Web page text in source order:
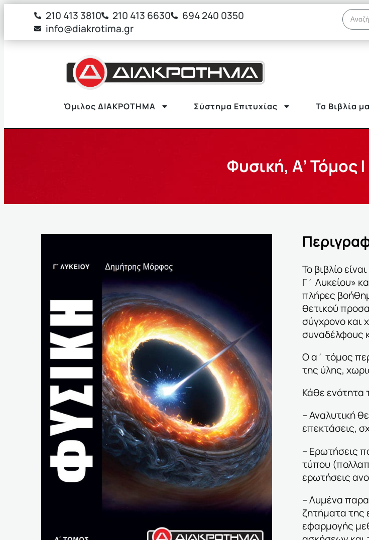
στο
περιεχόμενο210 413 3810 210 413 6630
694 240 0350
info@diakrotima.gr
Όμιλος ΔΙΑΚΡΟΤΗΜΑ Σύστημα Επιτυχίας Τα Βιβλία
Φυσική, Α’ Τόμος |
Το βιβλίο
Γ΄ Λυκείου»
πλήρες
θετικού
σύγχρονο και
συναδέλφους
Ο α΄ τόμος
της ύλης,
Κάθε ενότητα
– Αναλυτική
επεκτάσεις,
– Ερωτήσεις
τύπου
ερωτήσεις
– Λυμένα
ζητήματα της
εφαρμογής